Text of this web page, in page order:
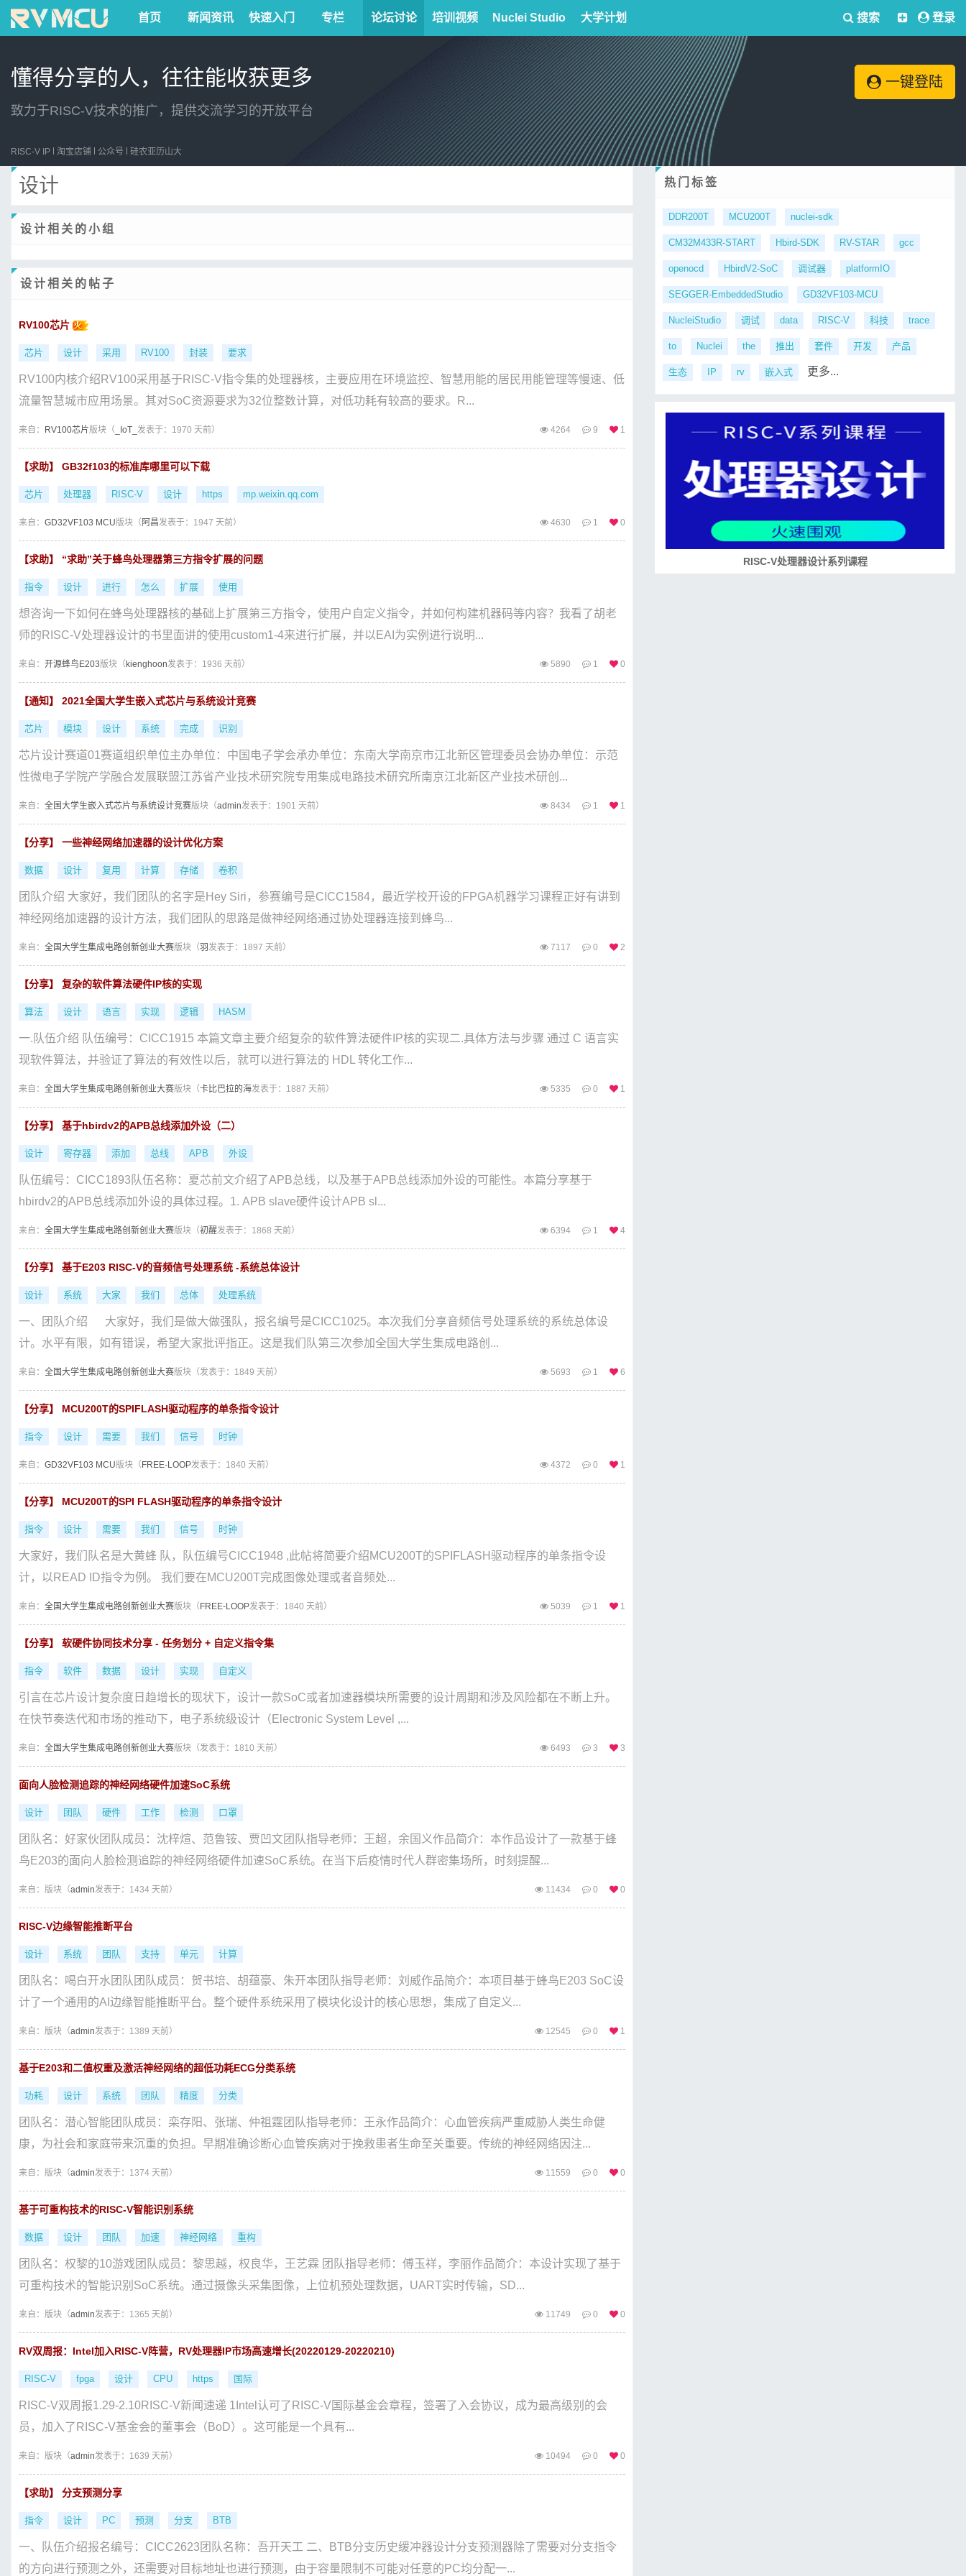
首页 新闻资讯 快速入门 专栏 论坛讨论 培训视频 Nuclei Studio 大学计划 搜索 登录
懂得分享的人，往往能收获更多
致力于RISC-V技术的推广，提供交流学习的开放平台
一键登陆
RISC-V IP 淘宝店铺 公众号 硅农亚历山大
设计
设计相关的小组
设计相关的帖子
RV100芯片
芯片 设计 采用 RV100 封装 要求
RV100内核介绍RV100采用基于RISC-V指令集的处理器核，主要应用在环境监控、智慧用能的居民用能管理等慢速、低
流量智慧城市应用场景。其对SoC资源要求为32位整数计算，对低功耗有较高的要求。R...
来自： RV100芯片版块（ _IoT_ 发表于：1970 天前） 4264 9 1
【求助】 GB32f103的标准库哪里可以下载
芯片 处理器 RISC-V 设计 https mp.weixin.qq.com
来自： GD32VF103 MCU版块（ 阿昌发表于：1947 天前） 4630 1 0
【求助】 “求助”关于蜂鸟处理器第三方指令扩展的问题
指令 设计 进行 怎么 扩展 使用
想咨询一下如何在蜂鸟处理器核的基础上扩展第三方指令，使用户自定义指令，并如何构建机器码等内容？我看了胡老
师的RISC-V处理器设计的书里面讲的使用custom1-4来进行扩展，并以EAI为实例进行说明...
来自： 开源蜂鸟E203版块（ kienghoon发表于：1936 天前） 5890 1 0
【通知】 2021全国大学生嵌入式芯片与系统设计竞赛
芯片 模块 设计 系统 完成 识别
芯片设计赛道01赛道组织单位主办单位：中国电子学会承办单位：东南大学南京市江北新区管理委员会协办单位：示范
性微电子学院产学融合发展联盟江苏省产业技术研究院专用集成电路技术研究所南京江北新区产业技术研创...
来自： 全国大学生嵌入式芯片与系统设计竞赛版块（admin发表于：1901 天前） 8434 1 1
【分享】 一些神经网络加速器的设计优化方案
数据 设计 复用 计算 存储 卷积
团队介绍 大家好，我们团队的名字是Hey Siri，参赛编号是CICC1584，最近学校开设的FPGA机器学习课程正好有讲到
神经网络加速器的设计方法，我们团队的思路是做神经网络通过协处理器连接到蜂鸟...
来自： 全国大学生集成电路创新创业大赛版块（羽发表于：1897 天前） 7117 0 2
【分享】 复杂的软件算法硬件IP核的实现
算法 设计 语言 实现 逻辑 HASM
一.队伍介绍 队伍编号：CICC1915 本篇文章主要介绍复杂的软件算法硬件IP核的实现二.具体方法与步骤 通过 C 语言实
现软件算法，并验证了算法的有效性以后，就可以进行算法的 HDL 转化工作...
来自： 全国大学生集成电路创新创业大赛版块（卡比巴拉的海发表于：1887 天前） 5335 0 1
【分享】 基于hbirdv2的APB总线添加外设（二）
设计 寄存器 添加 总线 APB 外设
队伍编号：CICC1893队伍名称：夏芯前文介绍了APB总线，以及基于APB总线添加外设的可能性。本篇分享基于
hbirdv2的APB总线添加外设的具体过程。1. APB slave硬件设计APB sl...
来自： 全国大学生集成电路创新创业大赛版块（初醒发表于：1868 天前） 6394 1 4
【分享】 基于E203 RISC-V的音频信号处理系统 -系统总体设计
设计 系统 大家 我们 总体 处理系统
一、团队介绍 大家好，我们是做大做强队，报名编号是CICC1025。本次我们分享音频信号处理系统的系统总体设
计。水平有限，如有错误，希望大家批评指正。这是我们队第三次参加全国大学生集成电路创...
来自： 全国大学生集成电路创新创业大赛版块（发表于：1849 天前） 5693 1 6
【分享】 MCU200T的SPIFLASH驱动程序的单条指令设计
指令 设计 需要 我们 信号 时钟
来自： GD32VF103 MCU版块（ FREE-LOOP发表于：1840 天前） 4372 0 1
【分享】 MCU200T的SPI FLASH驱动程序的单条指令设计
指令 设计 需要 我们 信号 时钟
大家好，我们队名是大黄蜂 队，队伍编号CICC1948 ,此帖将简要介绍MCU200T的SPIFLASH驱动程序的单条指令设
计，以READ ID指令为例。 我们要在MCU200T完成图像处理或者音频处...
来自： 全国大学生集成电路创新创业大赛版块（ FREE-LOOP发表于：1840 天前） 5039 1 1
【分享】 软硬件协同技术分享 - 任务划分 + 自定义指令集
指令 软件 数据 设计 实现 自定义
引言在芯片设计复杂度日趋增长的现状下，设计一款SoC或者加速器模块所需要的设计周期和涉及风险都在不断上升。
在快节奏迭代和市场的推动下，电子系统级设计（Electronic System Level ,...
来自： 全国大学生集成电路创新创业大赛版块（发表于：1810 天前） 6493 3 3
面向人脸检测追踪的神经网络硬件加速SoC系统
设计 团队 硬件 工作 检测 口罩
团队名：好家伙团队成员：沈梓煊、范鲁铵、贾凹文团队指导老师：王超，余国义作品简介：本作品设计了一款基于蜂
鸟E203的面向人脸检测追踪的神经网络硬件加速SoC系统。在当下后疫情时代人群密集场所，时刻提醒...
来自： 版块（admin发表于：1434 天前） 11434 0 0
RISC-V边缘智能推断平台
设计 系统 团队 支持 单元 计算
团队名：喝白开水团队团队成员：贺书培、胡蕴豪、朱开本团队指导老师：刘威作品简介：本项目基于蜂鸟E203 SoC设
计了一个通用的AI边缘智能推断平台。整个硬件系统采用了模块化设计的核心思想，集成了自定义...
来自： 版块（admin发表于：1389 天前） 12545 0 1
基于E203和二值权重及激活神经网络的超低功耗ECG分类系统
功耗 设计 系统 团队 精度 分类
团队名：潜心智能团队成员：栾存阳、张瑞、仲祖霆团队指导老师：王永作品简介：心血管疾病严重威胁人类生命健
康，为社会和家庭带来沉重的负担。早期准确诊断心血管疾病对于挽救患者生命至关重要。传统的神经网络因注...
来自： 版块（admin发表于：1374 天前） 11559 0 0
基于可重构技术的RISC-V智能识别系统
数据 设计 团队 加速 神经网络 重构
团队名：权黎的10游戏团队成员：黎思越，权良华，王艺霖 团队指导老师：傅玉祥，李丽作品简介：本设计实现了基于
可重构技术的智能识别SoC系统。通过摄像头采集图像，上位机预处理数据，UART实时传输，SD...
来自： 版块（admin发表于：1365 天前） 11749 0 0
RV双周报：Intel加入RISC-V阵营，RV处理器IP市场高速增长(20220129-20220210)
RISC-V fpga 设计 CPU https 国际
RISC-V双周报1.29-2.10RISC-V新闻速递 1Intel认可了RISC-V国际基金会章程，签署了入会协议，成为最高级别的会
员，加入了RISC-V基金会的董事会（BoD）。这可能是一个具有...
来自： 版块（admin发表于：1639 天前） 10494 0 0
【求助】 分支预测分享
指令 设计 PC 预测 分支 BTB
一、队伍介绍报名编号：CICC2623团队名称：吾开天工 二、BTB分支历史缓冲器设计分支预测器除了需要对分支指令
的方向进行预测之外，还需要对目标地址也进行预测，由于容量限制不可能对任意的PC均分配一...
热门标签
DDR200T MCU200T nuclei-sdk
CM32M433R-START Hbird-SDK RV-STAR gcc
openocd HbirdV2-SoC 调试器 platformIO
SEGGER-EmbeddedStudio GD32VF103-MCU
NucleiStudio 调试 data RISC-V 科技 trace
to Nuclei the 推出 套件 开发 产品
生态 IP rv 嵌入式 更多...
RISC-V处理器设计系列课程